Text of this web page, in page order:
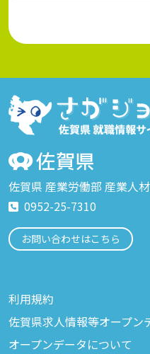
佐賀県 産業労働部 産業人
0952-25-7310
お問い合わせはこちら
利用規約
佐賀県求人情報等オープン
オープンデータについて